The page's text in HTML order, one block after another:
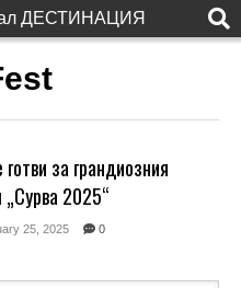
ДЕСТИНАЦИЯ
за грандиозния
2025“
25, 2025 0